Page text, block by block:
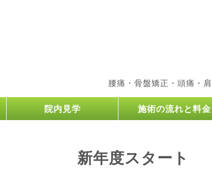
腰痛・骨盤矯正・頭痛・
院内見学 施術の流れと料金
新年度スタート